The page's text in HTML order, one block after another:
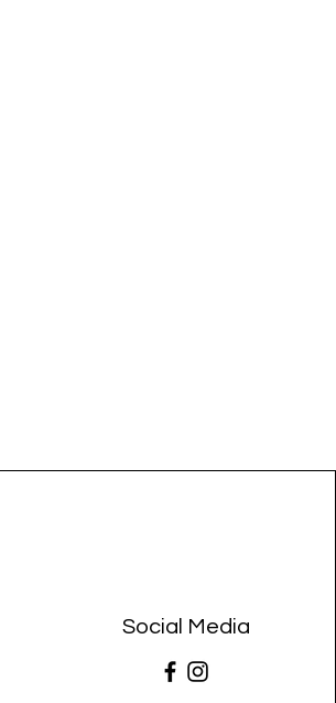
Social Media